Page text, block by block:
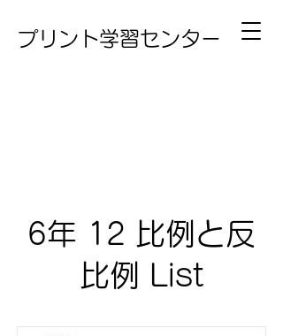
プリント学習センター
6年 12 比例と反
比例 List